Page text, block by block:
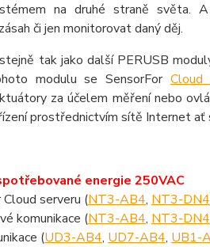
na druhé straně
či jen monitorovat daný děj.
tak jako další PERUSB
modulu se SensorForCloud
za účelem měření nebo
prostřednictvím sítě Internet ať
energie 250VAC
serveru (NT3-AB4, NT3-DN4
komunikace (NT3-AB4, NT3-DN4
(UD3-AB4, UD7-AB4, UB1-